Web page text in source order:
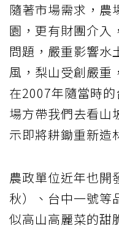
隨著市場需求，農
園，更有財團介入
問題，嚴重影響水
風，梨山受創嚴重
在2007年隨當時
場方帶我們去看山
示即將耕鋤重新造
農政單位近年也開
秋）、台中一號等
似高山高麗菜的甜